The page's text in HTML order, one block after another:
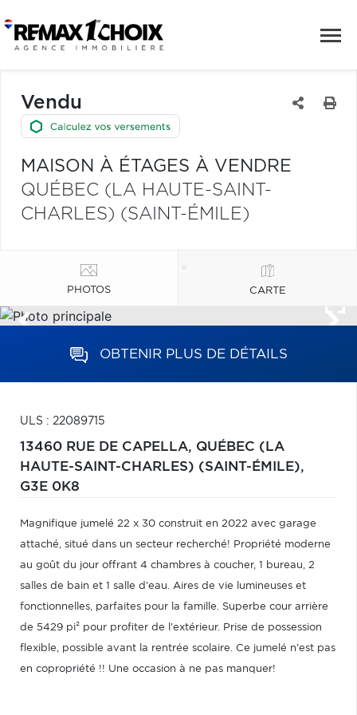
Vendu
MAISON À ÉTAGES À VENDRE
QUÉBEC (LA HAUTE-SAINT-
CHARLES) (SAINT-ÉMILE)
PHOTOS CARTE
OBTENIR PLUS DE DÉTAILS
ULS : 22089715
13460 RUE DE CAPELLA, QUÉBEC (LA
HAUTE-SAINT-CHARLES) (SAINT-ÉMILE),
G3E 0K8
Magnifique jumelé 22 x 30 construit en 2022 avec garage
attaché, situé dans un secteur recherché! Propriété moderne
au goût du jour offrant 4 chambres à coucher, 1 bureau, 2
salles de bain et 1 salle d'eau. Aires de vie lumineuses et
fonctionnelles, parfaites pour la famille. Superbe cour arrière
de 5429 pi² pour profiter de l'extérieur. Prise de possession
flexible, possible avant la rentrée scolaire. Ce jumelé n'est pas
en copropriété !! Une occasion à ne pas manquer!